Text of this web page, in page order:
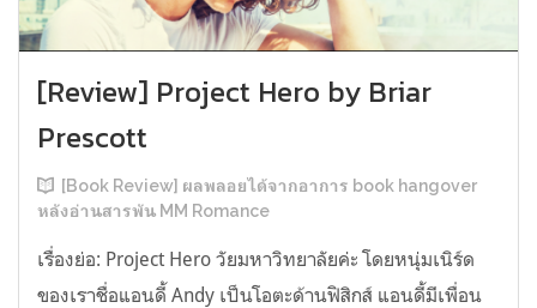
[Review] Project Hero by Briar
Prescott
[Book Review] ผลพลอยได้จากอาการ book hangover
หลังอ่านสารพัน MM Romance
เรื่องย่อ: Project Hero วัยมหาวิทยาลัยค่ะ โดยหนุ่มเนิร์ด
ของเราชื่อแอนดี้ Andy เป็นโอตะด้านฟิสิกส์ แอนดี้มีเพื่อน